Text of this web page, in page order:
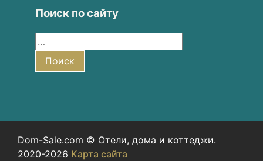
Поиск по сайту
Поиск
Dom-Sale.com © Отели, дома и коттеджи.
2020-2026 Карта сайта